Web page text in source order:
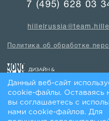
7 (495) 628 03
Политика об обработке
Данный веб-сайт
cookie-файлы. Оставаясь
вы соглашаетесь с
нами cookie-файлов. Для